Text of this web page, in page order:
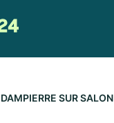
DAMPIERRE SUR SALON